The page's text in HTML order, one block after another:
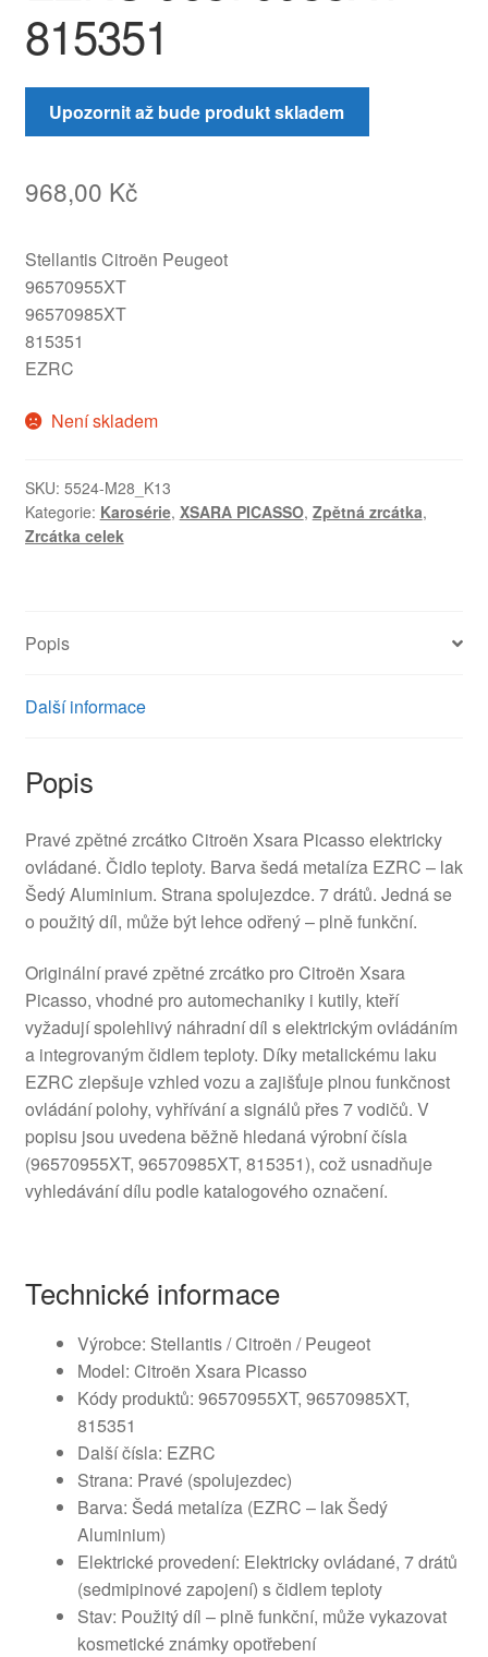
815351
Upozornit až bude produkt skladem
968,00 Kč
Stellantis Citroën Peugeot
96570955XT
96570985XT
815351
EZRC
Není skladem
SKU: 5524-M28_K13
Kategorie: Karosérie, XSARA PICASSO, Zpětná zrcátka,
Zrcátka celek
Popis
Další informace
Popis
Pravé zpětné zrcátko Citroën Xsara Picasso elektricky
ovládané. Čidlo teploty. Barva šedá metalíza EZRC – lak
Šedý Aluminium. Strana spolujezdce. 7 drátů. Jedná se
o použitý díl, může být lehce odřený – plně funkční.
Originální pravé zpětné zrcátko pro Citroën Xsara
Picasso, vhodné pro automechaniky i kutily, kteří
vyžadují spolehlivý náhradní díl s elektrickým ovládáním
a integrovaným čidlem teploty. Díky metalickému laku
EZRC zlepšuje vzhled vozu a zajišťuje plnou funkčnost
ovládání polohy, vyhřívání a signálů přes 7 vodičů. V
popisu jsou uvedena běžně hledaná výrobní čísla
(96570955XT, 96570985XT, 815351), což usnadňuje
vyhledávání dílu podle katalogového označení.
Technické informace
Výrobce: Stellantis / Citroën / Peugeot
Model: Citroën Xsara Picasso
Kódy produktů: 96570955XT, 96570985XT,
815351
Další čísla: EZRC
Strana: Pravé (spolujezdec)
Barva: Šedá metalíza (EZRC – lak Šedý
Aluminium)
Elektrické provedení: Elektricky ovládané, 7 drátů
(sedmipinové zapojení) s čidlem teploty
Stav: Použitý díl – plně funkční, může vykazovat
kosmetické známky opotřebení